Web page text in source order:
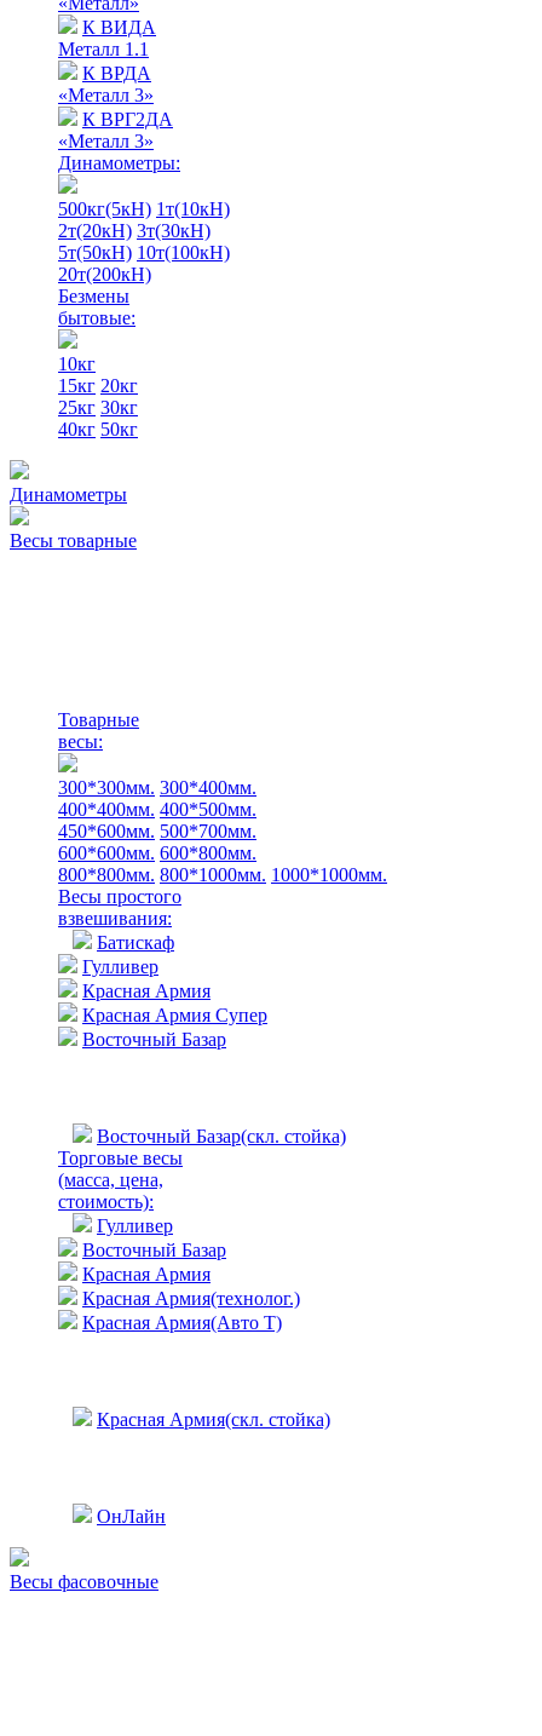
К ВИДА
Металл 1.1
К ВРДА
«Металл 3»
К ВРГ2ДА
«Металл 3»
Динамометры:
500кг(5кН) 1т(10кН)
2т(20кН) 3т(30кН)
5т(50кН) 10т(100кН)
20т(200кН)
Безмены
бытовые:
10кг
15кг 20кг
25кг 30кг
40кг 50кг
Динамометры
Весы товарные
Товарные
весы:
300*300мм. 300*400мм.
400*400мм. 400*500мм.
450*600мм. 500*700мм.
600*600мм. 600*800мм.
800*800мм. 800*1000мм. 1000*1000мм.
Весы простого
взвешивания:
Батискаф
Гулливер
Красная Армия
Красная Армия Супер
Восточный Базар
Восточный Базар(скл. стойка)
Торговые весы
(масса, цена,
стоимость):
Гулливер
Восточный Базар
Красная Армия
Красная Армия(технолог.)
Красная Армия(Авто Т)
Красная Армия(скл. стойка)
ОнЛайн
Весы фасовочные